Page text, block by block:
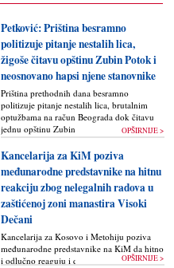
Petković: Priština besramno
politizuje pitanje nestalih lica,
žigoše čitavu opštinu Zubin Potok i
neosnovano hapsi njene stanovnike
Priština prethodnih dana besramno
politizuje pitanje nestalih lica, brutalnim
optužbama na račun Beograda dok čitavu
jednu opštinu Zubin Potok žigoše...OPŠIRNIJE >
Kancelarija za KiM poziva
međunarodne predstavnike na hitnu
reakciju zbog nelegalnih radova u
zaštićenoj zoni manastira Visoki
Dečani
Kancelarija za Kosovo i Metohiju poziva
međunarodne predstavnike na KiM da hitno
i odlučno reaguju i da bez odlaganjaOPŠIRNIJE >